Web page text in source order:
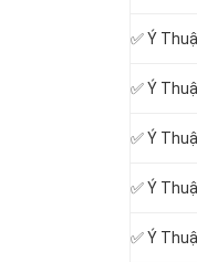
✅ Ý
✅ Ý
✅ Ý
✅ Ý
✅ Ý